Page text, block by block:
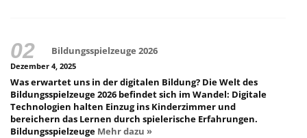
Bildungsspielzeuge 2026
Dezember 4, 2025
Was erwartet uns in der digitalen Bildung? Die Welt des
Bildungsspielzeuge 2026 befindet sich im Wandel: Digitale
Technologien halten Einzug ins Kinderzimmer und
bereichern das Lernen durch spielerische Erfahrungen.
Bildungsspielzeuge Mehr dazu »